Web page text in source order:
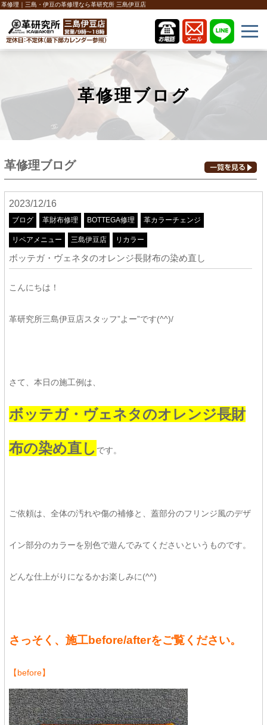
革修理｜三島・伊豆の革修理なら革研究所 三島伊豆店
革修理ブログ
革修理ブログ
2023/12/16
ブログ 革財布修理 BOTTEGA修理 革カラーチェンジ
リペアメニュー 三島伊豆店 リカラー
ボッテガ・ヴェネタのオレンジ長財布の染め直し
こんにちは！
革研究所三島伊豆店スタッフ”よー”です(^^)/
さて、本日の施工例は、
ボッテガ・ヴェネタのオレンジ長財
布の染め直し です。
ご依頼は、全体の汚れや傷の補修と、蓋部分のフリンジ風のデザ
イン部分のカラーを別色で遊んでみてくださいというものです。
どんな仕上がりになるかお楽しみに(^^)
さっそく、施工before/afterをご覧ください。
【before】